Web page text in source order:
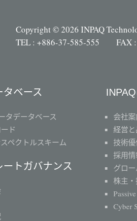
Copyright © 2026 INPAQ
TEL : +886-37-585-555 FAX
タベース
タデータベース
ド
ペクトルスキーム
ートガバナンス
会社案
経営
技術
採用情
グロ
株主
Cyber